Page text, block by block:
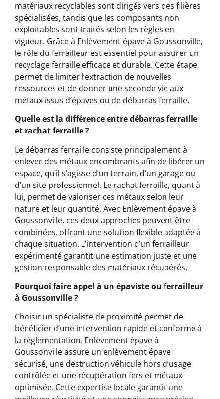
matériaux recyclables sont dirigés vers des filières
spécialisées, tandis que les composants non
exploitables sont traités selon les règles en
vigueur. Grâce à Enlèvement épave à Goussonville,
le rôle du ferrailleur est essentiel pour assurer un
recyclage ferraille efficace et durable. Cette étape
permet de limiter l’extraction de nouvelles
ressources et de donner une seconde vie aux
métaux issus d’épaves ou de débarras ferraille.
Quelle est la différence entre débarras ferraille
et rachat ferraille ?
Le débarras ferraille consiste principalement à
enlever des métaux encombrants afin de libérer un
espace, qu’il s’agisse d’un terrain, d’un garage ou
d’un site professionnel. Le rachat ferraille, quant à
lui, permet de valoriser ces métaux selon leur
nature et leur quantité. Avec Enlèvement épave à
Goussonville, ces deux approches peuvent être
combinées, offrant une solution flexible adaptée à
chaque situation. L’intervention d’un ferrailleur
expérimenté garantit une estimation juste et une
gestion responsable des matériaux récupérés.
Pourquoi faire appel à un épaviste ou ferrailleur
à Goussonville ?
Choisir un spécialiste de proximité permet de
bénéficier d’une intervention rapide et conforme à
la réglementation. Enlèvement épave à
Goussonville assure un enlèvement épave
sécurisé, une destruction véhicule hors d’usage
contrôlée et une récupération fers et métaux
optimisée. Cette expertise locale garantit une